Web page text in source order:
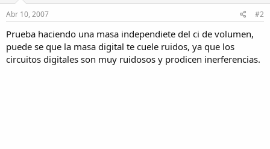
Abr 10, 2007 #2
Prueba haciendo una masa independiete del ci de volumen,
puede se que la masa digital te cuele ruidos, ya que los
circuitos digitales son muy ruidosos y prodicen inerferencias.